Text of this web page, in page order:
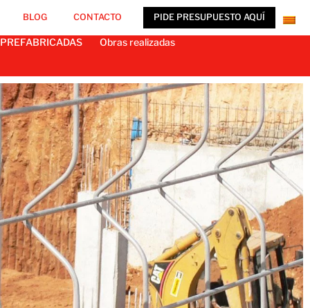
BLOG CONTACTO PIDE PRESUPUESTO AQUÍ
Obras realizadas